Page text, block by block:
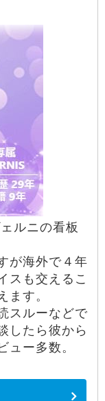
ルニの看板
が海外で４年
スも交えるこ
ます。
スルーなどで
したら彼から
ュー多数。